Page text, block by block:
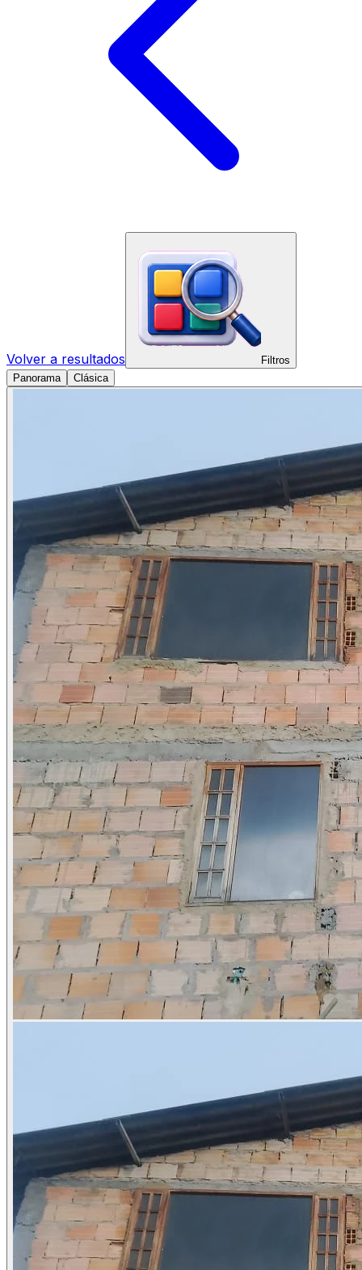
Volver a resultados
Filtros
Panorama
Clásica